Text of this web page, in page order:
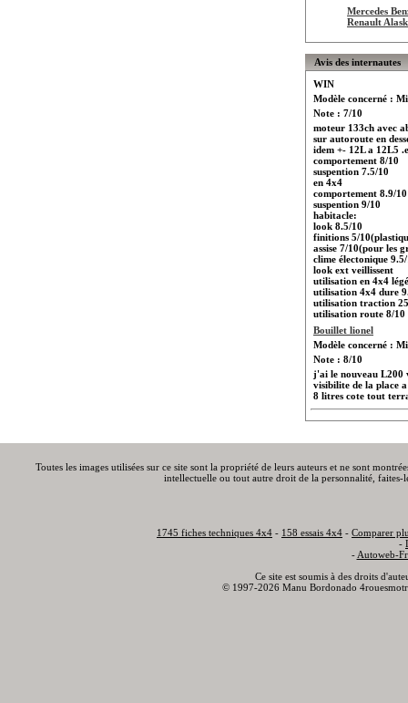
Mercedes
Renault
Avis des internautes
WIN
Modèle concerné :
Note : 7/10
moteur 133ch avec
sur autoroute en
idem +- 12L a 12L5
comportement 8/10
suspention 7.5/10
en 4x4
comportement 8.9/10
suspention 9/10
habitacle:
look 8.5/10
finitions 5/
assise 7/10(pour les
clime électonique
look ext veillissent
utilisation en 4x4
utilisation 4x4 dure
utilisation traction
utilisation route 8/10
Bouillet lionel
Modèle concerné :
Note : 8/10
j'ai le nouveau L200
visibilite de la place
8 litres cote tout
Toutes les images utilisées sur ce site sont la propriété de leurs auteurs et ne sont
intellectuelle ou tout autre droit de la personnalité,
1745 fiches techniques 4x4 - 158 essais 4x4 - Comparer
-
- Autoweb-
Ce site est soumis à des droits
© 1997-2026 Manu Bordonado